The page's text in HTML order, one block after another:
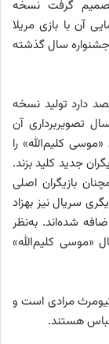
تصمیم گرفت نسخه
آن با بازی مریلا
جشنواره سال گذشته
دارد تولید نسخه
تصویربرداری آن
کلیم‌الله» را
جدید کلید بزند.
بازیگران اصلی
سریال نیز بهزاد
شده‌اند. به‌نظر
«موسی کلیم‌الله»
کیومرث مرادی است و
هستند.